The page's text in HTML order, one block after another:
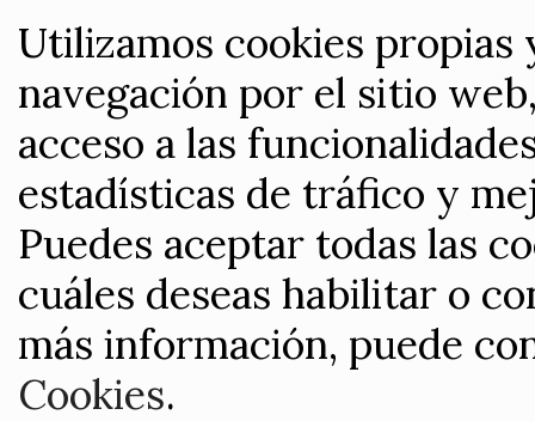
Utilizamos cookies
navegación por el sitio
acceso a las
estadísticas de tráfico y
Puedes aceptar todas las
cuáles deseas habilitar o
más información, puede
Cookies.